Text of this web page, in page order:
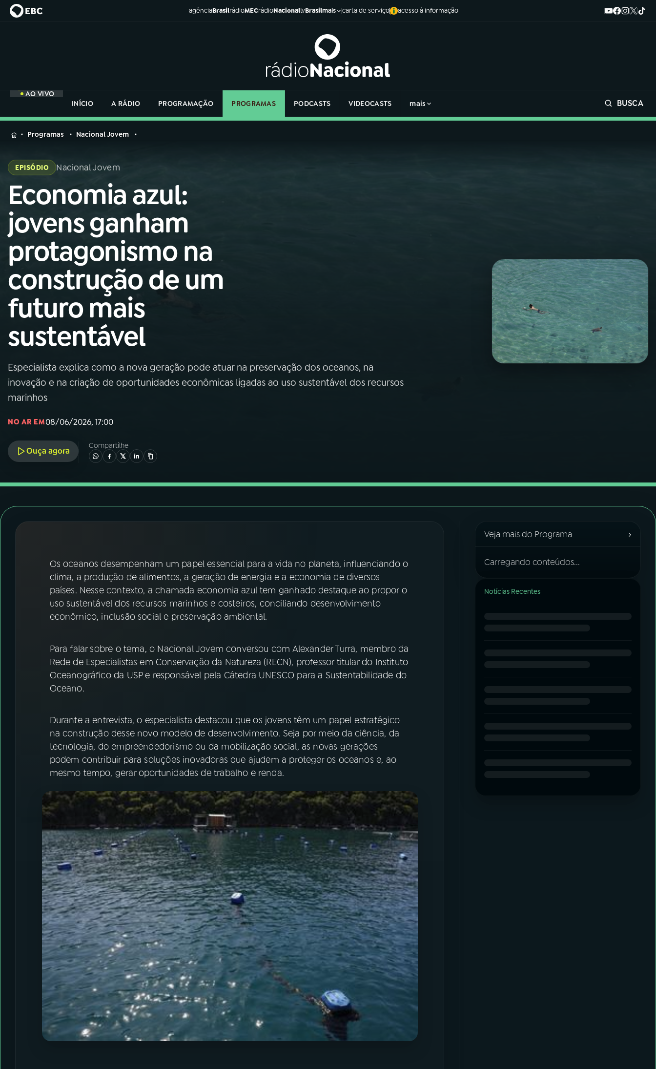
agênciaBrasilrádioMECrádioNacionaltvBrasilmais carta de serviço acesso à informação
AO VIVO
INÍCIO
A RÁDIO PROGRAMAÇÃO PROGRAMAS PODCASTS VIDEOCASTS mais BUSCA
MENU
Buscar
na
Rádio
Nacional
01INÍCIO
02 A RÁDIO
PROGRAMAÇÃO
04PROGRAMAS
PODCASTS
07ÚLTIMAS
na
Rádio
Programas Nacional Jovem
EPISÓDIO Nacional Jovem
Economia azul:
jovens ganham
protagonismo na
construção de um
futuro mais
sustentável
Especialista explica como a nova geração pode atuar na preservação dos oceanos, na
inovação e na criação de oportunidades econômicas ligadas ao uso sustentável dos recursos
marinhos
NO AR EM08/06/2026, 17:00
Ouça agora
Compartilhe
Os oceanos desempenham um papel essencial para a vida no planeta, influenciando o
clima, a produção de alimentos, a geração de energia e a economia de diversos
países. Nesse contexto, a chamada economia azul tem ganhado destaque ao propor o
uso sustentável dos recursos marinhos e costeiros, conciliando desenvolvimento
econômico, inclusão social e preservação ambiental.
Para falar sobre o tema, o Nacional Jovem conversou com Alexander Turra, membro da
Rede de Especialistas em Conservação da Natureza (RECN), professor titular do Instituto
Oceanográfico da USP e responsável pela Cátedra UNESCO para a Sustentabilidade do
Oceano.
Durante a entrevista, o especialista destacou que os jovens têm um papel estratégico
na construção desse novo modelo de desenvolvimento. Seja por meio da ciência, da
tecnologia, do empreendedorismo ou da mobilização social, as novas gerações
podem contribuir para soluções inovadoras que ajudem a proteger os oceanos e, ao
mesmo tempo, gerar oportunidades de trabalho e renda.
Veja mais do Programa ›
Carregando conteúdos...
Notícias Recentes